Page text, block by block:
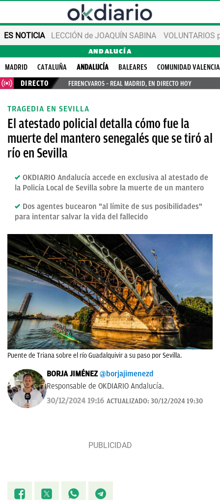
ES NOTICIA LECCIÓN de JOAQUÍN SABINA VOLUNTARIOS
ANDALUCÍA
MADRID CATALUÑA ANDALUCÍA BALEARES
COMUNIDAD
DIRECTO
FERENCVAROS – REAL MADRID, EN DIRECTO HOY
TRAGEDIA EN SEVILLA
El atestado policial detalla cómo fue la
muerte del mantero senegalés que se tiró al
río en Sevilla
OKDIARIO Andalucía accede en exclusiva al atestado de
la Policía Local de Sevilla sobre la muerte de un mantero
Dos agentes bucearon "al límite de sus posibilidades"
para intentar salvar la vida del fallecido
Puente de Triana sobre el río Guadalquivir a su paso por Sevilla.
BORJA JIMÉNEZ @borjajimenezd
Responsable de OKDIARIO Andalucía.
30/12/2024 19:16 ACTUALIZADO: 30/12/2024 19:30